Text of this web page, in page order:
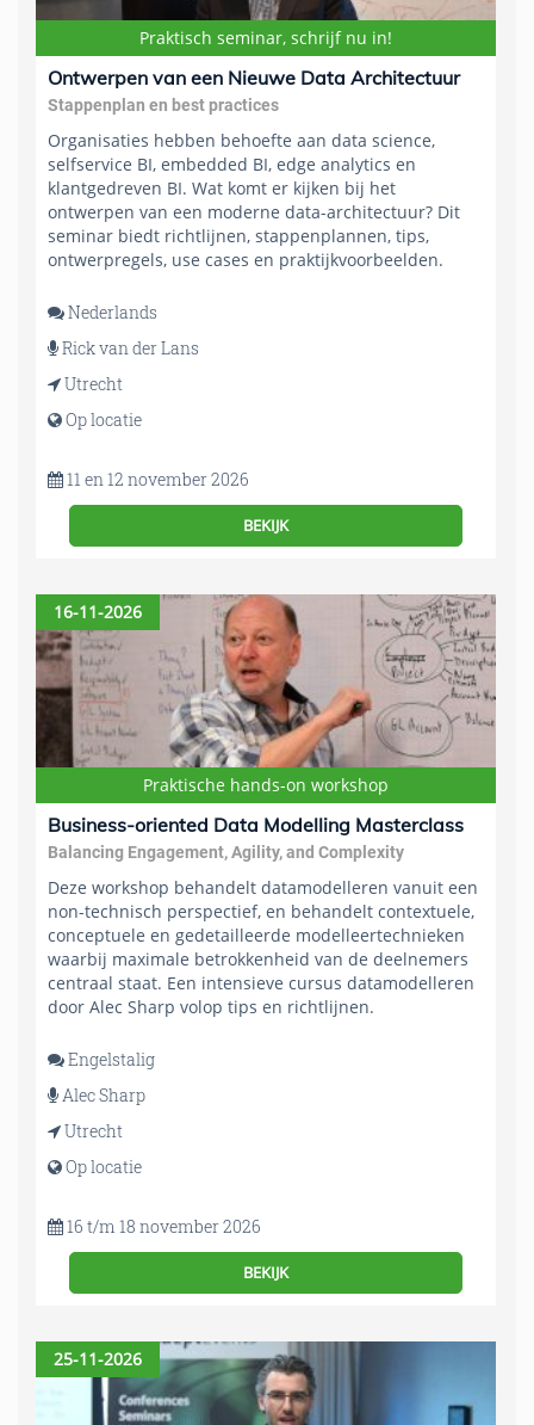
Praktisch seminar, schrijf nu in!
Ontwerpen van een Nieuwe Data Architectuur
Stappenplan en best practices
Organisaties hebben behoefte aan data science,
selfservice BI, embedded BI, edge analytics en
klantgedreven BI. Wat komt er kijken bij het
ontwerpen van een moderne data-architectuur? Dit
seminar biedt richtlijnen, stappenplannen, tips,
ontwerpregels, use cases en praktijkvoorbeelden.
Nederlands
Rick van der Lans
Utrecht
Op locatie
11 en 12 november 2026
BEKIJK
16-11-2026
Praktische hands-on workshop
Business-oriented Data Modelling Masterclass
Balancing Engagement, Agility, and Complexity
Deze workshop behandelt datamodelleren vanuit een
non-technisch perspectief, en behandelt contextuele,
conceptuele en gedetailleerde modelleertechnieken
waarbij maximale betrokkenheid van de deelnemers
centraal staat. Een intensieve cursus datamodelleren
door Alec Sharp volop tips en richtlijnen.
Engelstalig
Alec Sharp
Utrecht
Op locatie
16 t/m 18 november 2026
BEKIJK
25-11-2026